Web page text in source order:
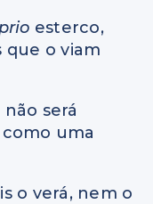
esterco,
que o viam
será
uma
o verá, nem o